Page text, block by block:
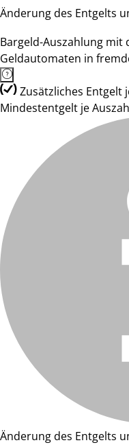
Änderung des Entgelts
Bargeld-Auszahlung
Geldautomaten in
Zusätzliches Entgelt
Mindestentgelt je
Änderung des Entgelts